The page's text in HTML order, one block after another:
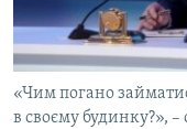
ВІДЕОУРОКИ «ELIFBE»
СВІДЧЕННЯ ОКУПАЦІЇ
УКРАЇНСЬКА
Русский
Qırımtatar
«Чим погано
в своєму будинку?», –